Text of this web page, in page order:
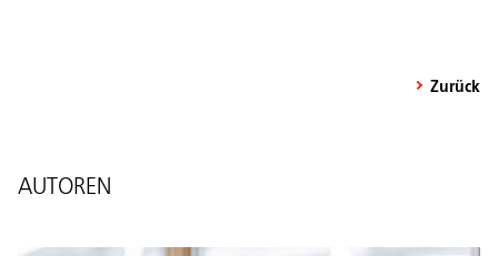
Zurück
AUTOREN